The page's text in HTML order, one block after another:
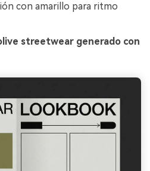
con amarillo para ritmo
streetwear generado con